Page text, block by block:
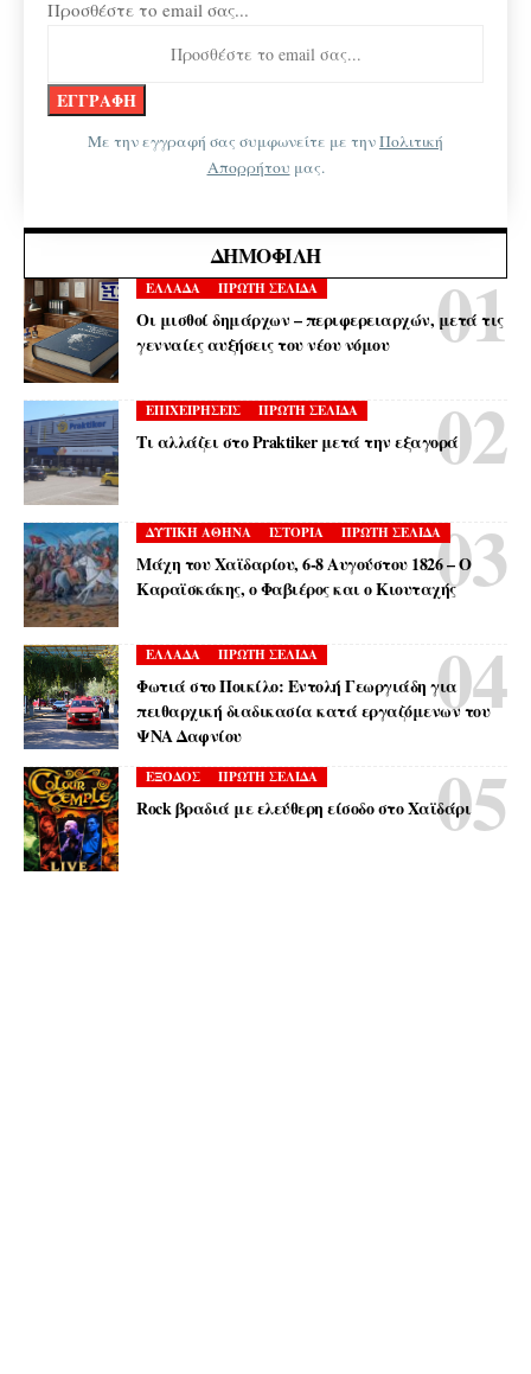
Προσθέστε το email σας...
Με την εγγραφή σας συμφωνείτε με τηνΠολιτική
Απορρήτου μας.
ΔΗΜΟΦΙΛΉ
ΕΛΛΑΔΑ ΠΡΩΤΗ ΣΕΛΙΔΑ
Οι μισθοί δημάρχων – περιφερειαρχών, μετά τις
γενναίες αυξήσεις του νέου νόμου
ΕΠΙΧΕΙΡΗΣΕΙΣ ΠΡΩΤΗ ΣΕΛΙΔΑ
Τι αλλάζει στο Praktiker μετά την εξαγορά
ΔΥΤΙΚΗ ΑΘΗΝΑ ΙΣΤΟΡΙΑ ΠΡΩΤΗ ΣΕΛΙΔΑ
Μάχη του Χαϊδαρίου, 6-8 Αυγούστου 1826 – Ο
Καραϊσκάκης, ο Φαβιέρος και ο Κιουταχής
ΕΛΛΑΔΑ ΠΡΩΤΗ ΣΕΛΙΔΑ
Φωτιά στο Ποικίλο: Εντολή Γεωργιάδη για
πειθαρχική διαδικασία κατά εργαζόμενων του
ΨΝΑ Δαφνίου
ΕΞΟΔΟΣ ΠΡΩΤΗ ΣΕΛΙΔΑ
Rock βραδιά με ελεύθερη είσοδο στο Χαϊδάρι